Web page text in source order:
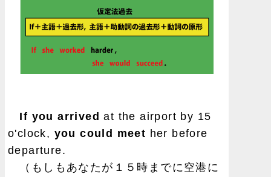
If you arrived at the airport by 15
o'clock, you could meet her before
departure.
（もしもあなたが１５時までに空港に